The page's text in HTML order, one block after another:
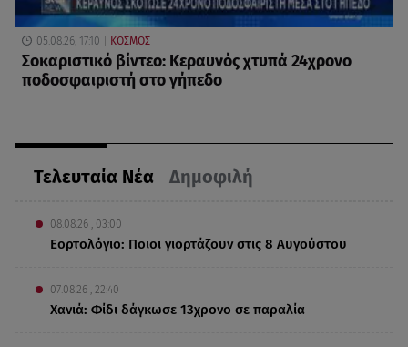
Τελευταία Νέα Δημοφιλή
08.08.26 , 03:00
Εορτολόγιο: Ποιοι γιορτάζουν στις 8 Αυγούστου
07.08.26 , 22:40
Χανιά: Φίδι δάγκωσε 13χρονο σε παραλία
05.08.26, 17:10 ΚΟΣΜΟΣ
Σοκαριστικό βίντεο: Κεραυνός χτυπά 24χρονο
ποδοσφαιριστή στο γήπεδο